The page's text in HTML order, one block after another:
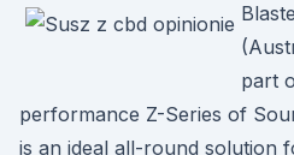
part
performance Z-Series of
is an ideal all-round solution